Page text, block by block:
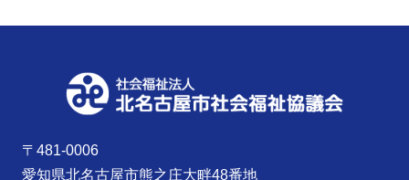
〒481-0006
愛知県北名古屋市熊之庄大畔48番地